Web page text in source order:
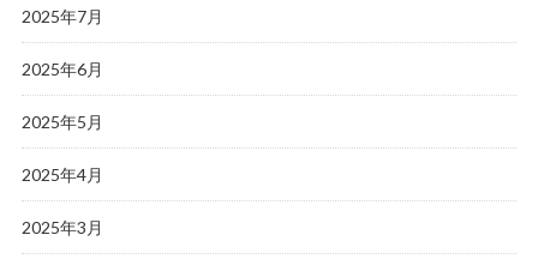
2025年7月
2025年6月
2025年5月
2025年4月
2025年3月